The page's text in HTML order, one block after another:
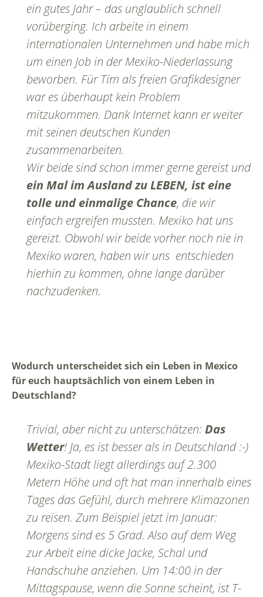
ein gutes Jahr – das unglaublich schnell
vorüberging. Ich arbeite in einem
internationalen Unternehmen und habe mich
um einen Job in der Mexiko-Niederlassung
beworben. Für Tim als freien Grafikdesigner
war es überhaupt kein Problem
mitzukommen. Dank Internet kann er weiter
mit seinen deutschen Kunden
zusammenarbeiten.
Wir beide sind schon immer gerne gereist und
ein Mal im Ausland zu LEBEN, ist eine
tolle und einmalige Chance, die wir
einfach ergreifen mussten. Mexiko hat uns
gereizt. Obwohl wir beide vorher noch nie in
Mexiko waren, haben wir uns entschieden
hierhin zu kommen, ohne lange darüber
nachzudenken.
Wodurch unterscheidet sich ein Leben in Mexico
für euch hauptsächlich von einem Leben in
Deutschland?
Trivial, aber nicht zu unterschätzen: Das
Wetter! Ja, es ist besser als in Deutschland :-)
Mexiko-Stadt liegt allerdings auf 2.300
Metern Höhe und oft hat man innerhalb eines
Tages das Gefühl, durch mehrere Klimazonen
zu reisen. Zum Beispiel jetzt im Januar:
Morgens sind es 5 Grad. Also auf dem Weg
zur Arbeit eine dicke Jacke, Schal und
Handschuhe anziehen. Um 14:00 in der
Mittagspause, wenn die Sonne scheint, ist T-